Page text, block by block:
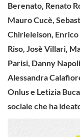
Berenato, Renato
Mauro Cucè,
Chirieleison, Enrico
Riso, Josè Villari,
Parisi, Danny
Alessandra
Onlus e Letizia
sociale che ha